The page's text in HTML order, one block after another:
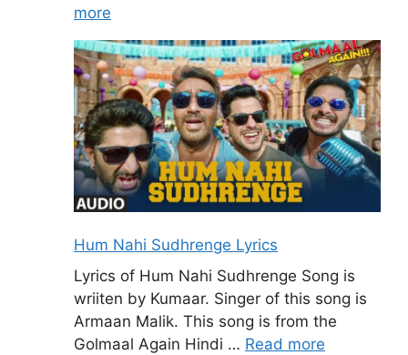
more
Hum Nahi Sudhrenge Lyrics
Lyrics of Hum Nahi Sudhrenge Song is
wriiten by Kumaar. Singer of this song is
Armaan Malik. This song is from the
Golmaal Again Hindi … Read more